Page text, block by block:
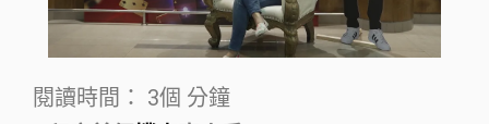
閱讀時間： 3個 分鐘